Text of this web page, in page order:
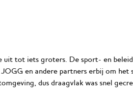
tot iets groters. De sport- en
en andere partners erbij om
dus draagvlak was snel